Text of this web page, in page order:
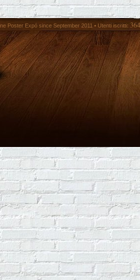
Poster Expó since September 2011 • Utenti iscritti: 364